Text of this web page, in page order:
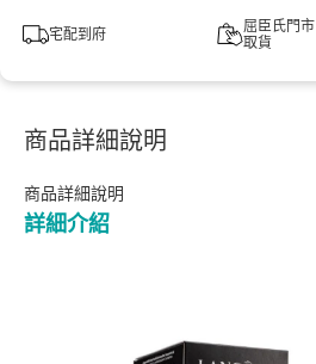
宅配到府
屈臣氏門市
取貨
商品詳細說明
商品詳細說明
詳細介紹